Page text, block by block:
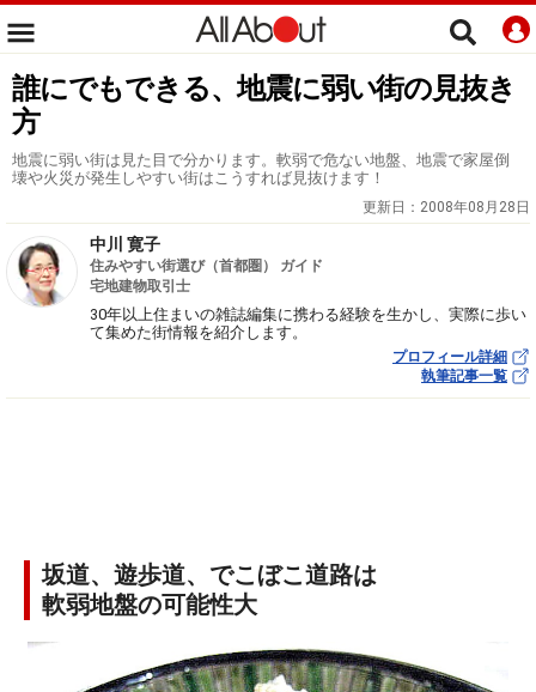
誰にでもできる、地震に弱い街の見抜き
方
地震に弱い街は見た目で分かります。軟弱で危ない地盤、地震で家屋倒
壊や火災が発生しやすい街はこうすれば見抜けます！
更新日： 2008年08月28日
中川 寛子
住みやすい街選び（首都圏） ガイド
宅地建物取引士
30年以上住まいの雑誌編集に携わる経験を生かし、実際に歩い
て集めた街情報を紹介します。
プロフィール詳細
執筆記事一覧
坂道、遊歩道、でこぼこ道路は
軟弱地盤の可能性大